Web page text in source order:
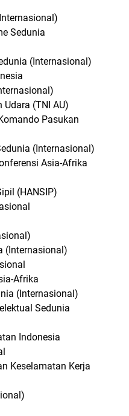
Sedunia
(Internasional)
(TNI AU)
Pasukan
(Internasional)
Asia-Afrika
(HANSIP)
(Internasional)
Afrika
(Internasional)
Sedunia
Indonesia
Keselamatan Kerja